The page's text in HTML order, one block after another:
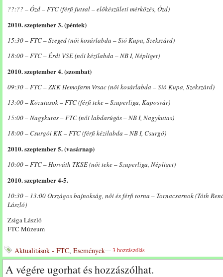
??:?? – Ózd – FTC (férfi futsal – előkészületi mérkőzés, Ózd)
2010. szeptember 3. (péntek)
15:30 – FTC – Szeged (női kosárlabda – Sió Kupa, Szekszárd)
18:00 – FTC – Érdi VSE (női kézilabda – NB I, Népliget)
2010. szeptember 4. (szombat)
09:30 – FTC – ZKK Hemofarm Vrsac (női kosárlabda – Sió Kupa, Szekszárd)
13:00 – Közutasok – FTC (férfi teke – Szuperliga, Kaposvár)
15:00 – Nagykutas – FTC (női labdarúgás – NB I, Nagykutas)
18:00 – Csurgói KK – FTC (férfi kézilabda – NB I, Csurgó)
2010. szeptember 5. (vasárnap)
10:00 – FTC – Horváth TKSE (női teke – Szuperliga, Népliget)
2010. szeptember 4-5.
10:30 – 13:00 Országos bajnokság, női és férfi torna – Tornacsarnok (Tóth
László)
Zsiga László
FTC Múzeum
Aktualitások - FTC, Események---3 hozzászólás
A végére ugorhat és hozzászólhat.